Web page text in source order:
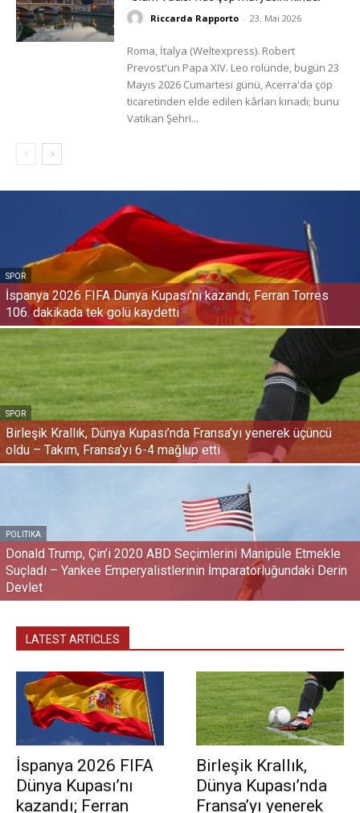
Riccarda Rapporto - 23. Mai 2026
Roma, İtalya (Weltexpress). Robert
Prevost'un Papa XIV. Leo rolünde, bugün 23
Mayıs 2026 Cumartesi günü, Acerra'da çöp
ticaretinden elde edilen kârları kınadı; bunu
Vatikan Şehri...
SPOR
İspanya 2026 FIFA Dünya Kupası’nı kazandı; Ferran Torres
106. dakikada tek golü kaydetti
SPOR
Birleşik Krallık, Dünya Kupası’nda Fransa’yı yenerek üçüncü
oldu – Takım, Fransa’yı 6-4 mağlup etti
POLITIKA
Donald Trump, Çin’i 2020 ABD Seçimlerini Manipüle Etmekle
Suçladı – Yankee Emperyalistlerinin İmparatorluğundaki Derin
Devlet
LATEST ARTICLES
İspanya 2026 FIFA
Dünya Kupası’nı
kazandı; Ferran
Birleşik Krallık,
Dünya Kupası’nda
Fransa’yı yenerek